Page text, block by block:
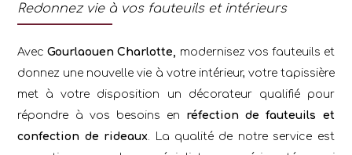
Redonnez vie à vos fauteuils et intérieurs
AvecGourlaouen Charlotte, modernisez vos fauteuils et
donnez une nouvelle vie à votre intérieur, votre tapissière
met à votre disposition un décorateur qualifié pour
répondre à vos besoins en réfection de fauteuils et
confection de rideaux. La qualité de notre service est